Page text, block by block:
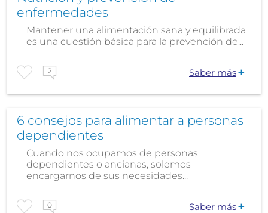
enfermedades
Mantener una alimentación sana y equilibrada
es una cuestión básica para la prevención de...
2 Saber más
6 consejos para alimentar a personas
dependientes
Cuando nos ocupamos de personas
dependientes o ancianas, solemos
encargarnos de sus necesidades...
0 Saber más